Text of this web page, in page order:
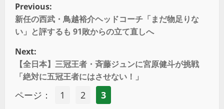
Previous:
新任の西武・鳥越裕介ヘッドコーチ「まだ物足りな
い」と評するも 91敗からの立て直しへ
Next:
【全日本】三冠王者・斉藤ジュンに宮原健斗が挑戦
「絶対に五冠王者にはさせない！」
ページ： 1 2 3